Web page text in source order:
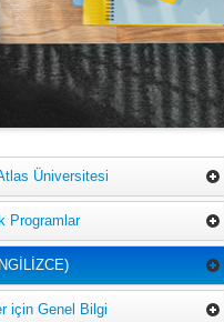
Üniversitesi
Programlar
için Genel Bilgi